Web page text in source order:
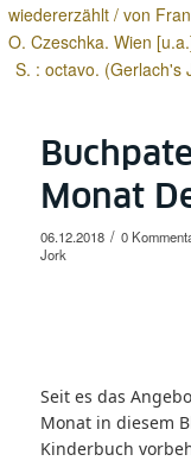
wiedererzählt / von
O. Czeschka. Wien
S. : octavo. (Gerlach's
Monat
06.12.2018 / 0
Jork
Seit es das
Monat in diesem
Kinderbuch